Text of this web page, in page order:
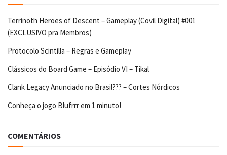
Terrinoth Heroes of Descent – Gameplay (Covil Digital) #001
(EXCLUSIVO pra Membros)
Protocolo Scintilla – Regras e Gameplay
Clássicos do Board Game – Episódio VI – Tikal
Clank Legacy Anunciado no Brasil??? – Cortes Nórdicos
Conheça o jogo Blufrrr em 1 minuto!
COMENTÁRIOS